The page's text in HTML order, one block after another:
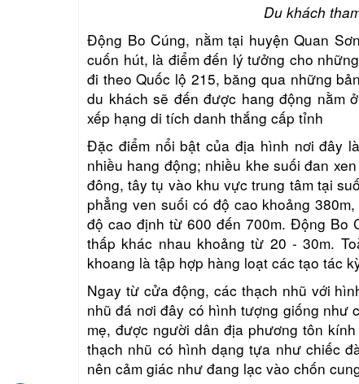
Du khách
Động Bo Cúng, nằm tại huyện Quan
cuốn hút, là điểm đến lý tưởng cho
đi theo Quốc lộ 215, băng qua những
du khách sẽ đến được hang động nằm
xếp hạng di tích danh thắng cấp tỉnh
Đặc điểm nổi bật của địa hình nơi đây
nhiều hang động; nhiều khe suối đan
đông, tây tụ vào khu vực trung tâm tại
phẳng ven suối có độ cao khoảng
độ cao định từ 600 đến 700m. Động Bo
thấp khác nhau khoảng từ 20 - 30m.
khoang là tập hợp hàng loạt các tạo tác
Ngay từ cửa động, các thạch nhũ với
nhũ đá nơi đây có hình tượng giống như
mẹ, được người dân địa phương tôn
thạch nhũ có hình dạng tựa như chiếc
nên cảm giác như đang lạc vào chốn